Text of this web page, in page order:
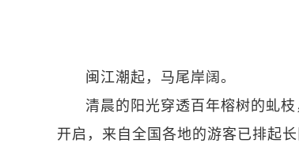
闽江潮起，马尾岸阔。
清晨的阳光穿透百年榕树的虬
开启，来自全国各地的游客已排起